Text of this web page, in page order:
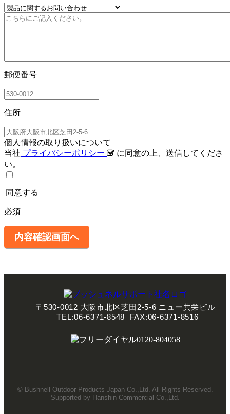
郵便番号
住所
個人情報の取り扱いについて
当社 プライバシーポリシー
に同意の上、送信してくださ
い。
同意する
必須
〒530-0012 大阪市北区芝田2-5-6 ニュー共栄ビル
TEL:06-6371-8548 FAX:06-6371-8516
© Bushnell Outdoor Products Japan Co.,Ltd. All Rights Reserved.
Supported by Hanshin Commercial Co.,Ltd.